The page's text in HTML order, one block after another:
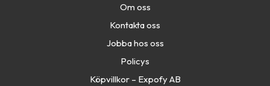
Om oss
Kontakta oss
Jobba hos oss
Policys
Köpvillkor – Expofy AB